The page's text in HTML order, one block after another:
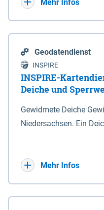
Mehr Infos
Geodatendienst
INSPIRE
INSPIRE-
Deiche und
Gewidmete Deiche
Niedersachsen. Ein
Deichbehörde durch
Mehr Infos